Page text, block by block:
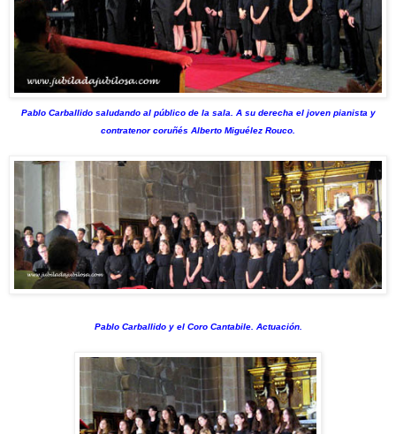
Pablo Carballido saludando al público de la sala. A su derecha el joven pianista y
contratenor coruñés Alberto Miguélez Rouco.
Pablo Carballido y el Coro Cantabile. Actuación.